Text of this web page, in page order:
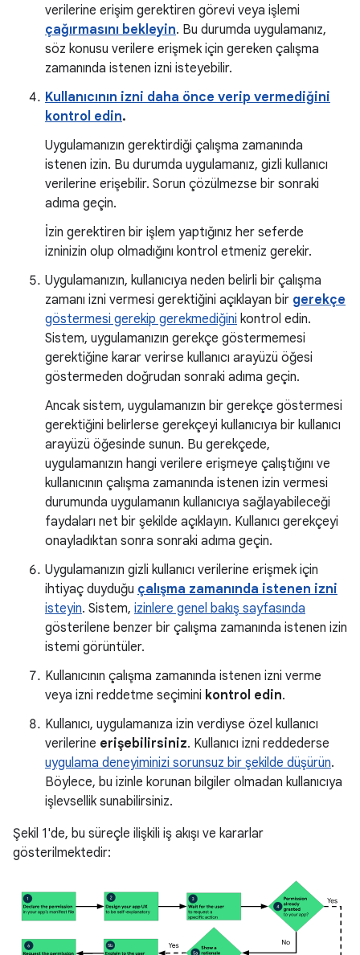
verilerine erişim gerektiren görevi veya işlemi
çağırmasını bekleyin. Bu durumda uygulamanız,
söz konusu verilere erişmek için gereken çalışma
zamanında istenen izni isteyebilir.
Kullanıcının izni daha önce verip vermediğini
kontrol edin.
Uygulamanızın gerektirdiği çalışma zamanında
istenen izin. Bu durumda uygulamanız, gizli kullanıcı
verilerine erişebilir. Sorun çözülmezse bir sonraki
adıma geçin.
İzin gerektiren bir işlem yaptığınız her seferde
izninizin olup olmadığını kontrol etmeniz gerekir.
Uygulamanızın, kullanıcıya neden belirli bir çalışma
zamanı izni vermesi gerektiğini açıklayan bir gerekçe
göstermesi gerekip gerekmediğini kontrol edin.
Sistem, uygulamanızın gerekçe göstermemesi
gerektiğine karar verirse kullanıcı arayüzü öğesi
göstermeden doğrudan sonraki adıma geçin.
Ancak sistem, uygulamanızın bir gerekçe göstermesi
gerektiğini belirlerse gerekçeyi kullanıcıya bir kullanıcı
arayüzü öğesinde sunun. Bu gerekçede,
uygulamanızın hangi verilere erişmeye çalıştığını ve
kullanıcının çalışma zamanında istenen izin vermesi
durumunda uygulamanın kullanıcıya sağlayabileceği
faydaları net bir şekilde açıklayın. Kullanıcı gerekçeyi
onayladıktan sonra sonraki adıma geçin.
Uygulamanızın gizli kullanıcı verilerine erişmek için
ihtiyaç duyduğu çalışma zamanında istenen izni
isteyin. Sistem, izinlere genel bakış sayfasında
gösterilene benzer bir çalışma zamanında istenen izin
istemi görüntüler.
Kullanıcının çalışma zamanında istenen izni verme
veya izni reddetme seçimini kontrol edin.
Kullanıcı, uygulamanıza izin verdiyse özel kullanıcı
verilerine erişebilirsiniz. Kullanıcı izni reddederse
uygulama deneyiminizi sorunsuz bir şekilde düşürün.
Böylece, bu izinle korunan bilgiler olmadan kullanıcıya
işlevsellik sunabilirsiniz.
Şekil 1'de, bu süreçle ilişkili iş akışı ve kararlar
gösterilmektedir: